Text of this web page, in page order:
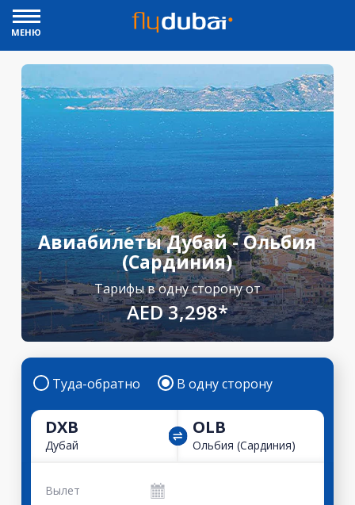
МЕНЮ
Авиабилеты Дубай - Ольбия
(Сардиния)
Тарифы в одну сторону от
AED 3,298*
Туда-обратно В одну сторону
DXB
Дубай
OLB
Ольбия (Сардиния)
Вылет